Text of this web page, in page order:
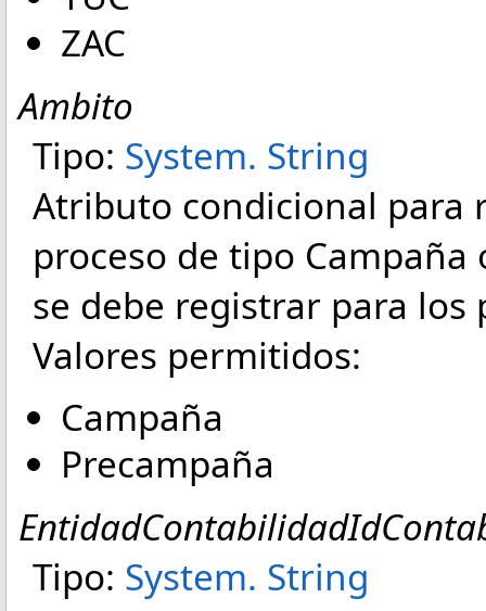
ZAC
Ambito
Tipo: System. String
Atributo condicional para
proceso de tipo
se debe registrar para
Valores permitidos:
Campaña
Precampaña
Tipo: System. String